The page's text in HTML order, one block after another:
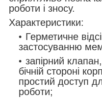
роботи і зносу.
Характеристики:
Герметичне
застосуванню
запірний
бічній стороні
простий доступ
роботи;